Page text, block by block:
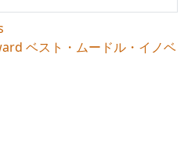
ベスト・ムードル・イノベ